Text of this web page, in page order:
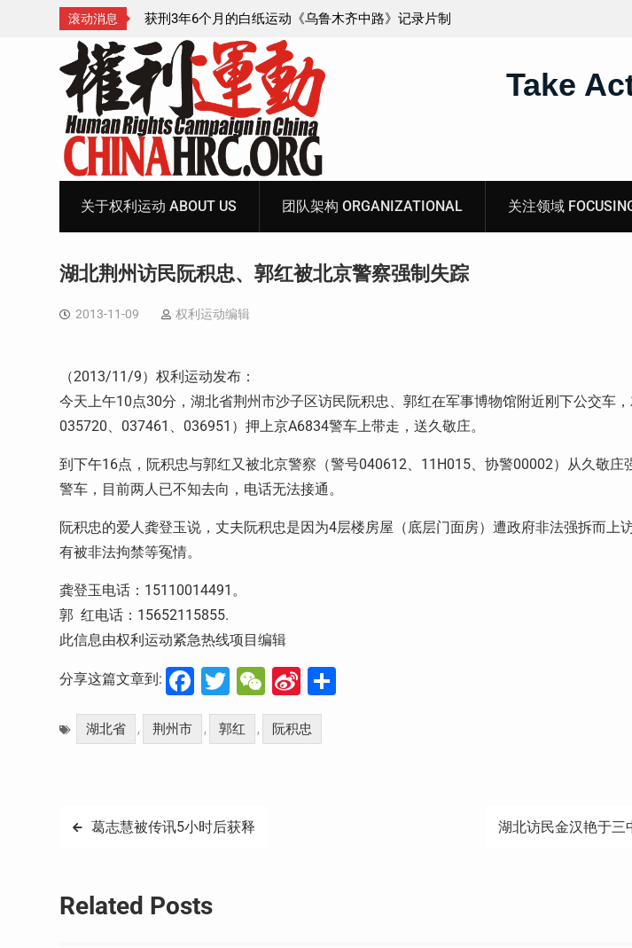
滚动消息
齐中路》记录片制
陕西公民吕动力申办护照记录
Take
关于权利运动 ABOUT US 团队架构 ORGANIZATIONAL 关注领域
湖北荆州访民阮积忠、郭红被北京警察强制失踪
2013-11-09 权利运动编辑
（2013/11/9）权利运动发布：
今天上午10点30分，湖北省荆州市沙子区访民阮积忠、郭红在军事博物馆附近刚下公交车
035720、037461、036951）押上京A6834警车上带走，送久敬庄。
到下午16点，阮积忠与郭红又被北京警察（警号040612、11H015、协警00002）从久敬庄
警车，目前两人已不知去向，电话无法接通。
阮积忠的爱人龚登玉说，丈夫阮积忠是因为4层楼房屋（底层门面房）遭政府非法强拆而上
有被非法拘禁等冤情。
龚登玉电话：15110014491。
郭 红电话：15652115855.
此信息由权利运动紧急热线项目编辑
分享这篇文章到: Facebook
Twitter
WeChat
Sina
Weibo
湖北省 , 荆州市 , 郭红 , 阮积忠
文
导
葛志慧被传讯5小时后获释 湖北访民金汉艳于三
Related Posts